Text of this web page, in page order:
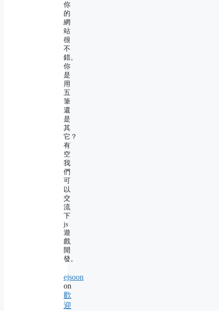
你
的
網
站
很
不
錯。
你
是
用
五
筆
還
是
其
它？
有
空
我
們
可
以
交
流
下
js
遊
戲
開
發。
ejsoon
on
歡
迎